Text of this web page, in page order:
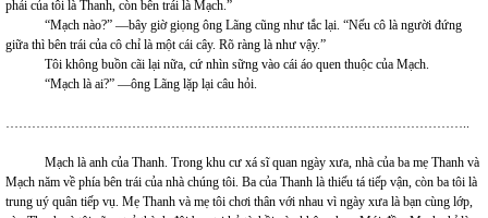
phải của tôi là Thanh, còn bên trái là Mạch.”
“Mạch nào?” —bây giờ giọng ông Lãng cũng như tắc lại. “Nếu cô là người đứng
giữa thì bên trái của cô chỉ là một cái cây. Rõ ràng là như vậy.”
Tôi không buồn cãi lại nữa, cứ nhìn sững vào cái áo quen thuộc của Mạch.
“Mạch là ai?” —ông Lãng lặp lại câu hỏi.
……………………………………………………………………………………………..
Mạch là anh của Thanh. Trong khu cư xá sĩ quan ngày xưa, nhà của ba mẹ Thanh và
Mạch năm về phía bên trái của nhà chúng tôi. Ba của Thanh là thiếu tá tiếp vận, còn ba tôi là
trung uý quân tiếp vụ. Mẹ Thanh và mẹ tôi chơi thân với nhau vì ngày xưa là bạn cùng lớp,